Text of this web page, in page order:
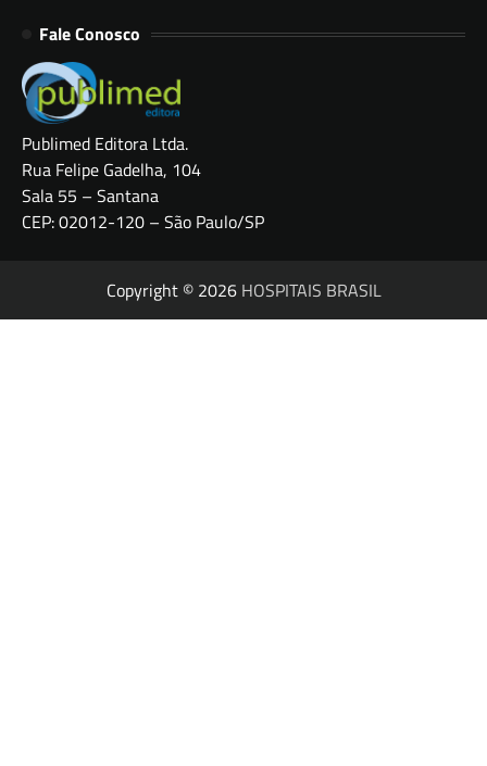
Fale Conosco
Publimed Editora Ltda.
Rua Felipe Gadelha, 104
Sala 55 – Santana
CEP: 02012-120 – São Paulo/SP
Copyright © 2026 HOSPITAIS BRASIL